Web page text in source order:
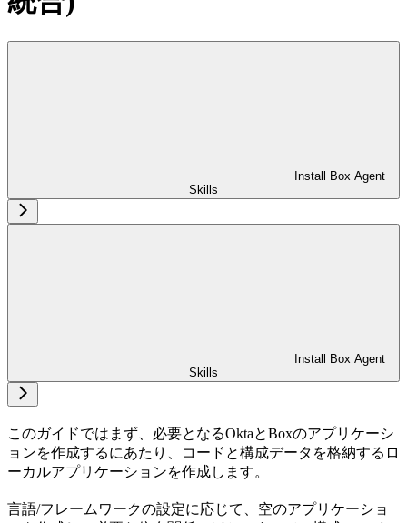
Install Box Agent
Skills
Install Box Agent
Skills
このガイドではまず、必要となるOktaとBoxのアプリケーシ
ョンを作成するにあたり、コードと構成データを格納するロ
ーカルアプリケーションを作成します。
言語/フレームワークの設定に応じて、空のアプリケーショ